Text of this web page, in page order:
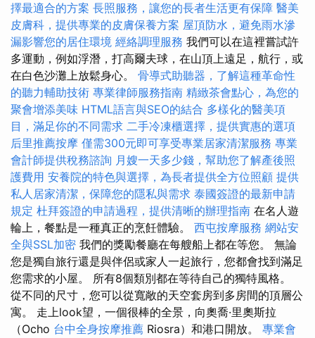
擇最適合的方案 長照服務，讓您的長者生活更有保障 醫美
皮膚科，提供專業的皮膚保養方案 屋頂防水，避免雨水滲
漏影響您的居住環境 經絡調理服務 我們可以在這裡嘗試許
多運動，例如浮潛，打高爾夫球，在山頂上遠足，航行，或
在白色沙灘上放鬆身心。 骨導式助聽器，了解這種革命性
的聽力輔助技術 專業律師服務指南 精緻茶會點心，為您的
聚會增添美味 HTML語言與SEO的結合 多樣化的醫美項
目，滿足你的不同需求 二手冷凍櫃選擇，提供實惠的選項
后里推薦按摩 僅需300元即可享受專業居家清潔服務 專業
會計師提供稅務諮詢 月嫂一天多少錢，幫助您了解產後照
護費用 安養院的特色與選擇，為長者提供全方位照顧 提供
私人居家清潔，保障您的隱私與需求 泰國簽證的最新申請
規定 杜拜簽證的申請過程，提供清晰的辦理指南 在名人遊
輪上，餐點是一種真正的烹飪體驗。 西屯按摩服務 網站安
全與SSL加密 我們的獎勵餐廳在每艘船上都在等您。 無論
您是獨自旅行還是與伴侶或家人一起旅行，您都會找到滿足
您需求的小屋。 所有8個類別都在等待自己的獨特風格。
從不同的尺寸，您可以從寬敞的天空套房到多房間的頂層公
寓。 走上look望，一個很棒的全景，向奧喬·里奧斯拉
（Ocho 台中全身按摩推薦 Riosra）和港口開放。 專業會